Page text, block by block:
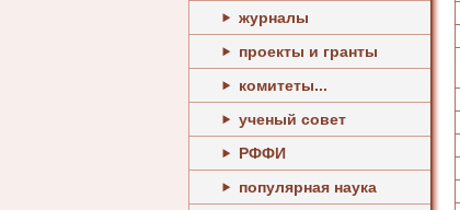
журналы
проекты и гранты
комитеты...
ученый совет
РФФИ
популярная наука